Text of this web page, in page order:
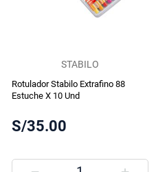
STABILO
Rotulador Stabilo Extrafino 88
Estuche X 10 Und
S/35.00